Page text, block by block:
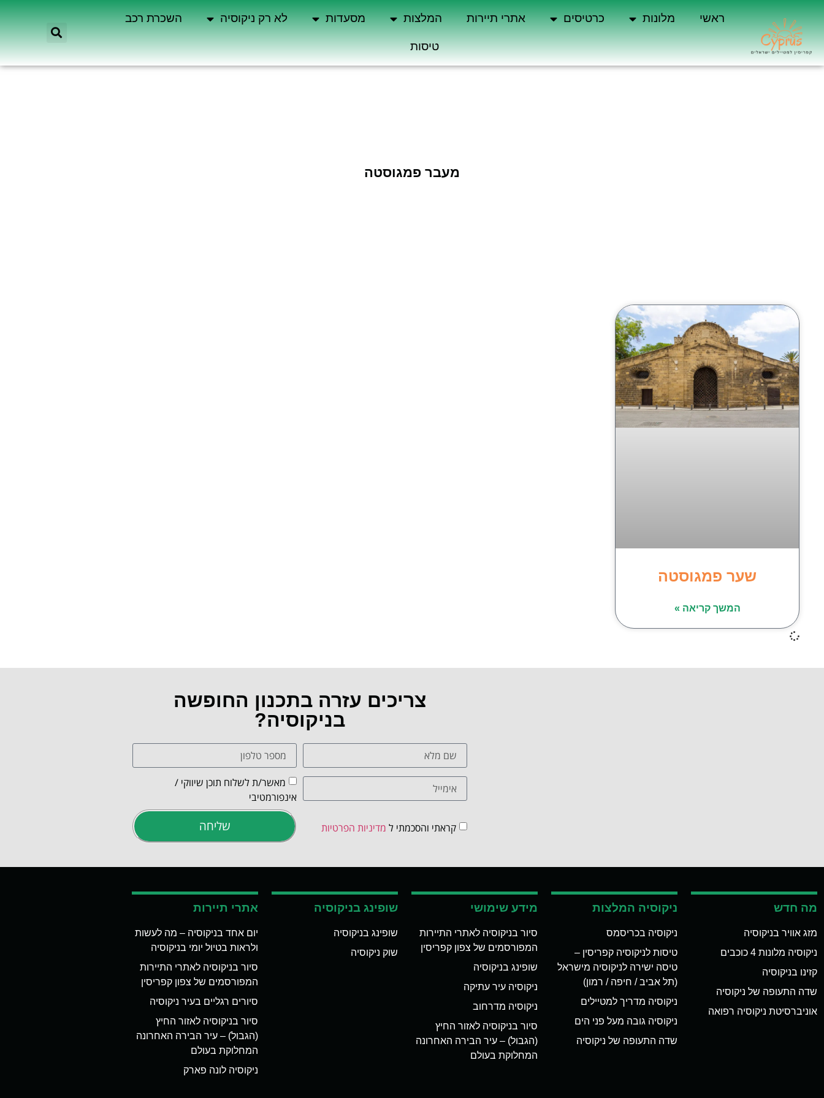
ראשי מלונות כרטיסים אתרי תיירות המלצות מסעדות לא רק ניקוסיה השכרת רכב
טיסות
מעבר פמגוסטה
שער פמגוסטה
המשך קריאה »
צריכים עזרה בתכנון החופשה
בניקוסיה?
מאשר/ת לשלוח תוכן שיווקי /
אינפורמטיבי
קראתי והסכמתי ל מדיניות הפרטיות שליחה
מה חדש
מזג אוויר בניקוסיה
ניקוסיה מלונות 4 כוכבים
קזינו בניקוסיה
שדה התעופה של ניקוסיה
אוניברסיטת ניקוסיה רפואה
ניקוסיה המלצות
ניקוסיה בכריסמס
טיסות לניקוסיה קפריסין –
טיסה ישירה לניקוסיה מישראל
(תל אביב / חיפה / רמון)
ניקוסיה מדריך למטיילים
ניקוסיה גובה מעל פני הים
שדה התעופה של ניקוסיה
מידע שימושי
סיור בניקוסיה לאתרי התיירות
המפורסמים של צפון קפריסין
שופינג בניקוסיה
ניקוסיה עיר עתיקה
ניקוסיה מדרחוב
סיור בניקוסיה לאזור החיץ
(הגבול) – עיר הבירה האחרונה
המחלוקת בעולם
שופינג בניקוסיה
שופינג בניקוסיה
שוק ניקוסיה
אתרי תיירות
יום אחד בניקוסיה – מה לעשות
ולראות בטיול יומי בניקוסיה
סיור בניקוסיה לאתרי התיירות
המפורסמים של צפון קפריסין
סיורים רגליים בעיר ניקוסיה
סיור בניקוסיה לאזור החיץ
(הגבול) – עיר הבירה האחרונה
המחלוקת בעולם
ניקוסיה לונה פארק